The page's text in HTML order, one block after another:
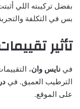
بفضل تركيبته اللي
بس في التكلفة
تأثير
في نايس وان
الترطيب العميق. في
على الموقع.